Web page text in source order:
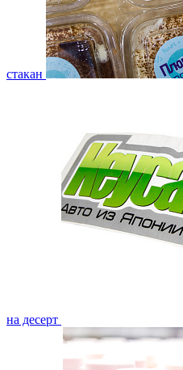
стакан
на десерт